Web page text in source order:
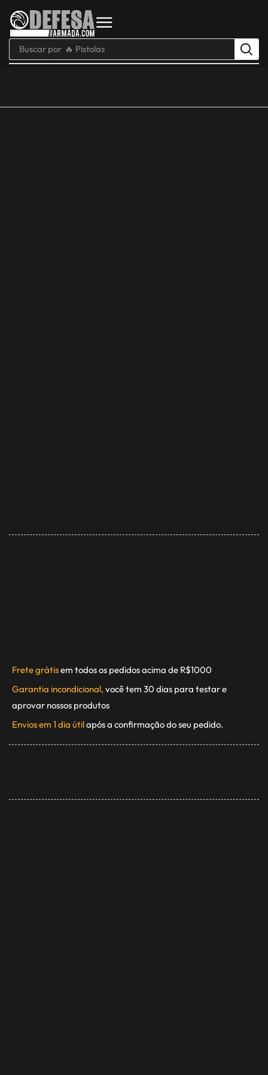
Buscar por 🔥 Pistolas
Frete grátisem todos os pedidos acima de R$1000
Garantia incondicional, você tem 30 dias para testar e
aprovar nossos produtos
Envios em 1 dia útilapós a confirmação do seu pedido.